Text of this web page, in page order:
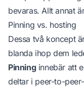
bevaras. Allt annat
Pinning vs. hosting
Dessa två koncept
blanda ihop dem
Pinning innebär att
deltar i peer-to-